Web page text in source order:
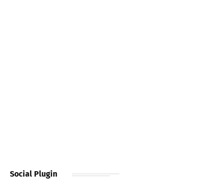
Social Plugin